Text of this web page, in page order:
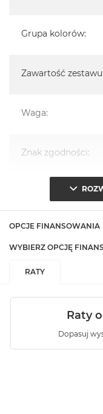
Grupa kolorów:
Zawartość zestawu:
Waga:
Znak zgodności:
Opakowanie
(pudełko):
OPCJE FINANSOWANIA
WYBIERZ OPCJĘ
RATY
Raty
Dopasuj